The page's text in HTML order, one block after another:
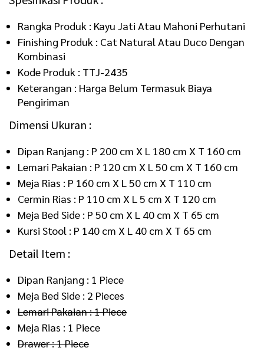
Rangka Produk : Kayu Jati Atau Mahoni Perhutani
Finishing Produk : Cat Natural Atau Duco Dengan
Kombinasi
Kode Produk : TTJ-2435
Keterangan : Harga Belum Termasuk Biaya
Pengiriman
Dimensi Ukuran :
Dipan Ranjang : P 200 cm X L 180 cm X T 160 cm
Lemari Pakaian : P 120 cm X L 50 cm X T 160 cm
Meja Rias : P 160 cm X L 50 cm X T 110 cm
Cermin Rias : P 110 cm X L 5 cm X T 120 cm
Meja Bed Side : P 50 cm X L 40 cm X T 65 cm
Kursi Stool : P 140 cm X L 40 cm X T 65 cm
Detail Item :
Dipan Ranjang : 1 Piece
Meja Bed Side : 2 Pieces
Lemari Pakaian : 1 Piece
Meja Rias : 1 Piece
Drawer : 1 Piece